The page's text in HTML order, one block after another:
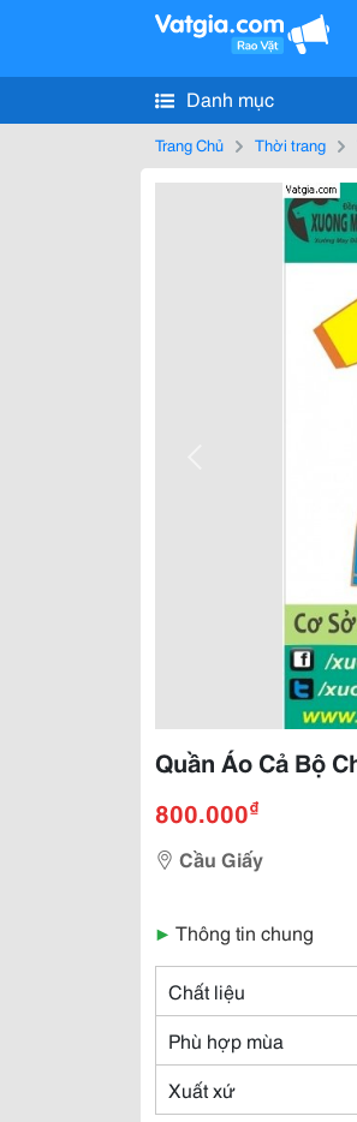
Danh mục
Trang Chủ Thời trang
Quần Áo Cả Bộ
800.000₫
Cầu Giấy
▶ Thông tin chung
Chất liệu
Phù hợp mùa
Xuất xứ